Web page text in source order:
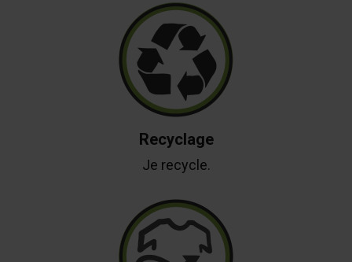
Recyclage
Je recycle.